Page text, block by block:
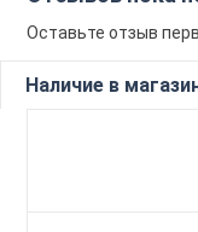
Оставьте отзыв
Наличие в